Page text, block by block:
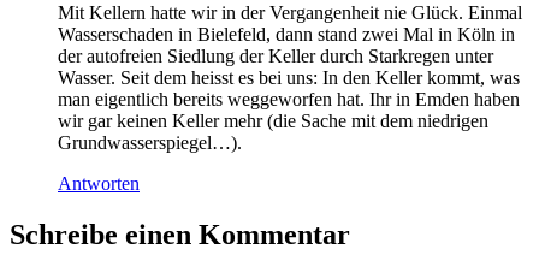
Mit Kellern hatte wir in der Vergangenheit nie Glück. Einmal
Wasserschaden in Bielefeld, dann stand zwei Mal in Köln in
der autofreien Siedlung der Keller durch Starkregen unter
Wasser. Seit dem heisst es bei uns: In den Keller kommt, was
man eigentlich bereits weggeworfen hat. Ihr in Emden haben
wir gar keinen Keller mehr (die Sache mit dem niedrigen
Grundwasserspiegel…).
Antworten
Schreibe einen Kommentar